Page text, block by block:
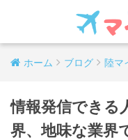
ホーム ブログ 陸マ
情報発信できる
界、地味な業界